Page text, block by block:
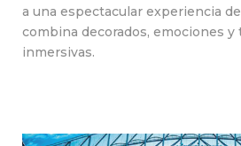
a una espectacular experiencia
combina decorados, emociones y
inmersivas.